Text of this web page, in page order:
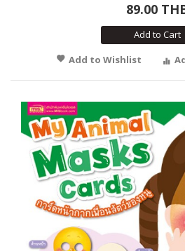
89.00
Add to Cart
Add to Wishlist